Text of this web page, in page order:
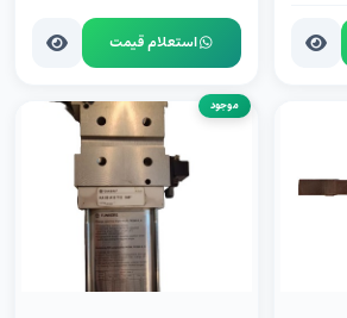
استعلام قیمت
موجود